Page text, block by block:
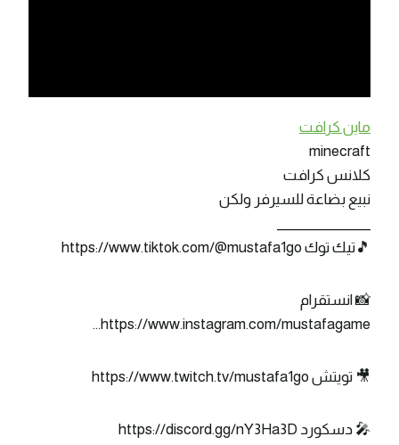
ماين كرافت
minecraft
كلانس كرافت
نبيع بضاعة للسيرفر ولكن
🎵تيك توك https://www.tiktok.com/@mustafa1go
📸 انستقرام
https://www.instagram.com/mustafagame…
🎥 تويتش https://www.twitch.tv/mustafa1go
🎤 دسكورد https://discord.gg/nY3Ha3D